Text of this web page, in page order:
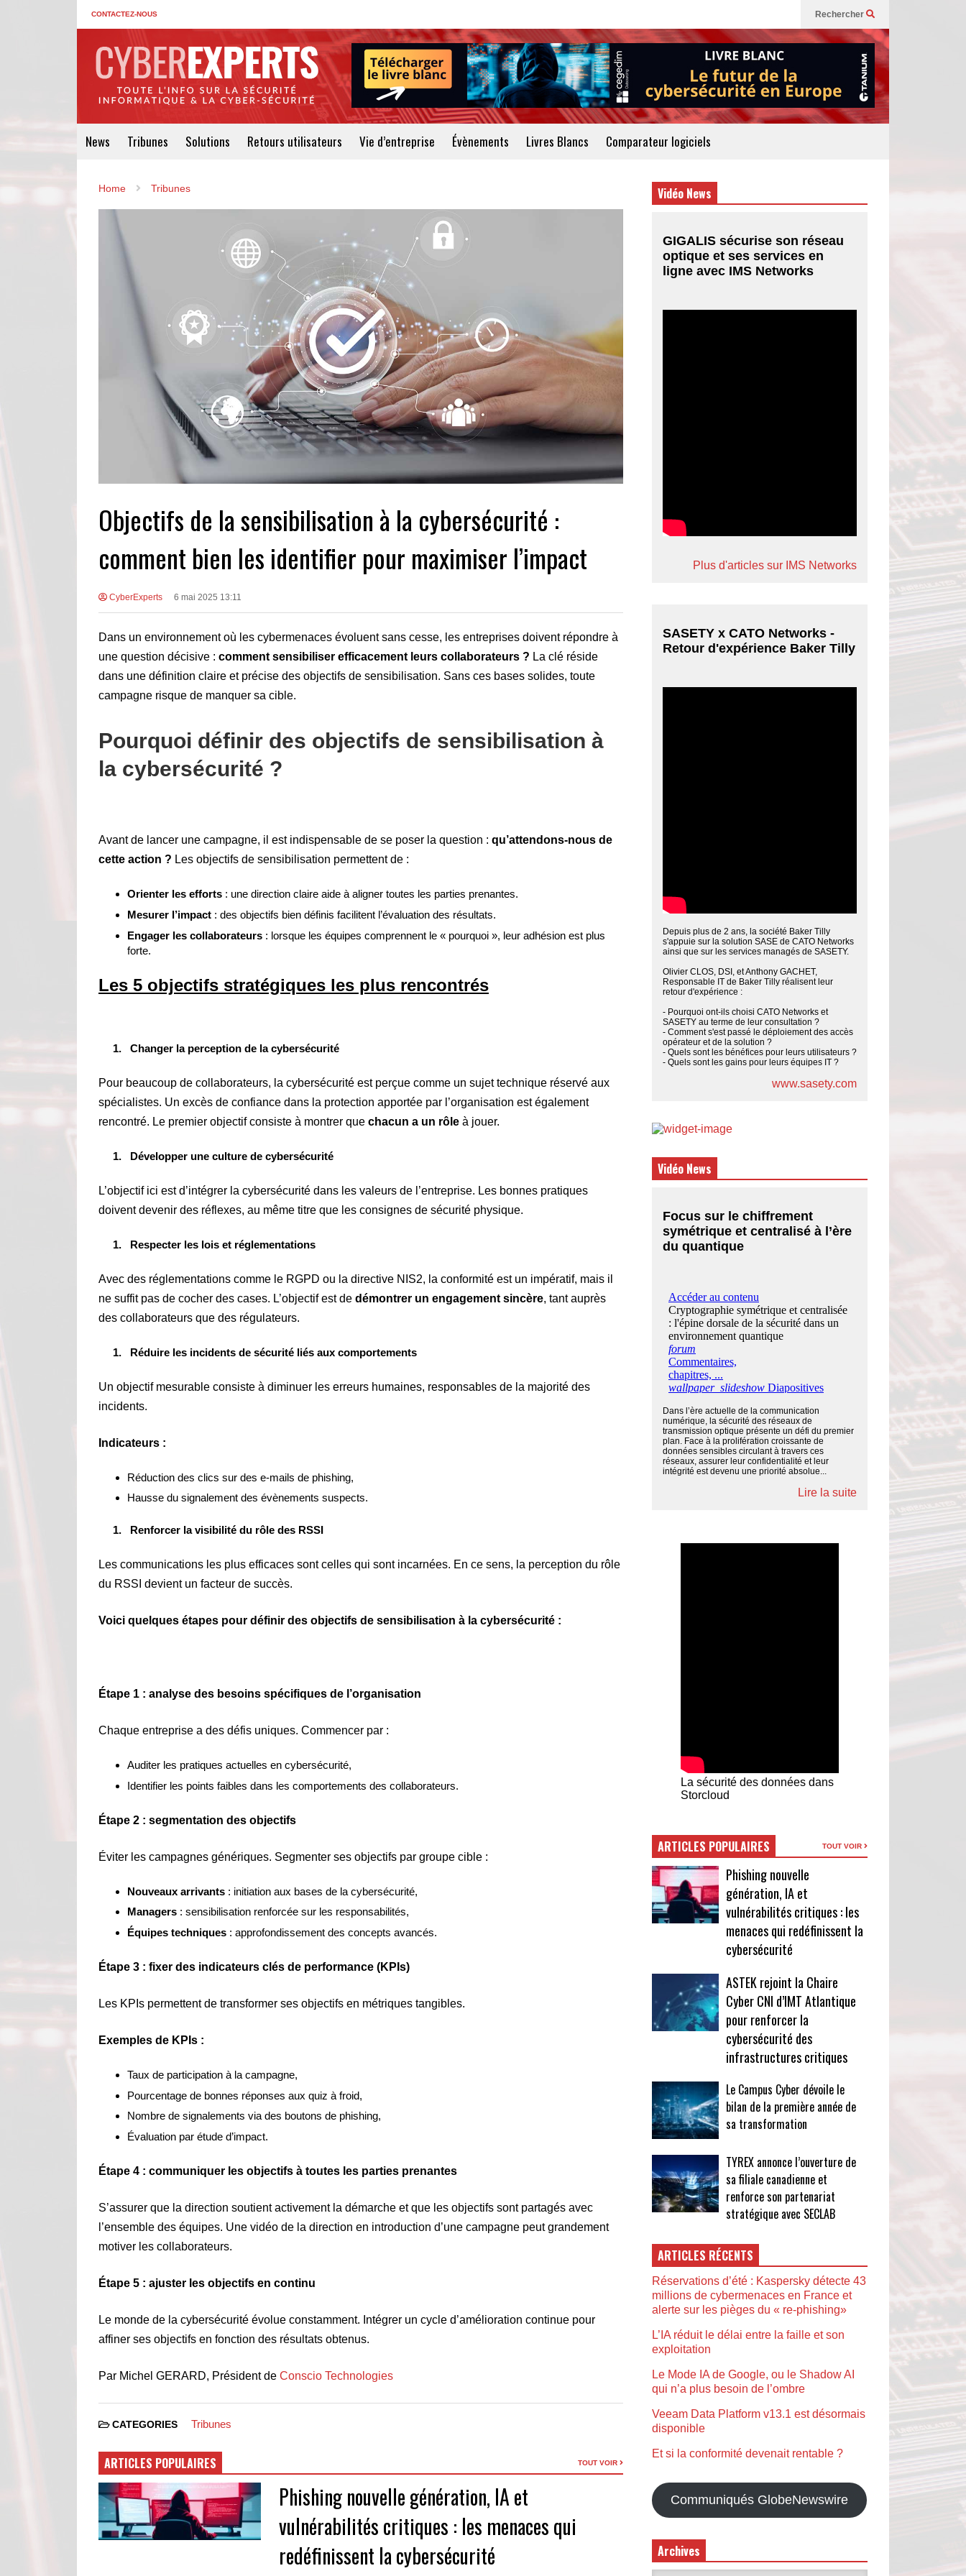
CONTACTEZ-NOUS Rechercher
News Tribunes Solutions Retours utilisateurs Vie d’entreprise Évènements Livres Blancs Comparateur logiciels
Home Tribunes
Objectifs de la sensibilisation à la cybersécurité :
comment bien les identifier pour maximiser l’impact
CyberExperts 6 mai 2025 13:11
Dans un environnement où les cybermenaces évoluent sans cesse, les entreprises doivent répondre à
une question décisive : comment sensibiliser efficacement leurs collaborateurs ? La clé réside
dans une définition claire et précise des objectifs de sensibilisation. Sans ces bases solides, toute
campagne risque de manquer sa cible.
Pourquoi définir des objectifs de sensibilisation à
la cybersécurité ?
Avant de lancer une campagne, il est indispensable de se poser la question : qu’attendons-nous de
cette action ? Les objectifs de sensibilisation permettent de :
Orienter les efforts : une direction claire aide à aligner toutes les parties prenantes.
Mesurer l’impact : des objectifs bien définis facilitent l’évaluation des résultats.
Engager les collaborateurs : lorsque les équipes comprennent le « pourquoi », leur adhésion est plus
forte.
Les 5 objectifs stratégiques les plus rencontrés
Changer la perception de la cybersécurité
Pour beaucoup de collaborateurs, la cybersécurité est perçue comme un sujet technique réservé aux
spécialistes. Un excès de confiance dans la protection apportée par l’organisation est également
rencontré. Le premier objectif consiste à montrer que chacun a un rôle à jouer.
Développer une culture de cybersécurité
L’objectif ici est d’intégrer la cybersécurité dans les valeurs de l’entreprise. Les bonnes pratiques
doivent devenir des réflexes, au même titre que les consignes de sécurité physique.
Respecter les lois et réglementations
Avec des réglementations comme le RGPD ou la directive NIS2, la conformité est un impératif, mais il
ne suffit pas de cocher des cases. L’objectif est de démontrer un engagement sincère, tant auprès
des collaborateurs que des régulateurs.
Réduire les incidents de sécurité liés aux comportements
Un objectif mesurable consiste à diminuer les erreurs humaines, responsables de la majorité des
incidents.
Indicateurs :
Réduction des clics sur des e-mails de phishing,
Hausse du signalement des évènements suspects.
Renforcer la visibilité du rôle des RSSI
Les communications les plus efficaces sont celles qui sont incarnées. En ce sens, la perception du rôle
du RSSI devient un facteur de succès.
Voici quelques étapes pour définir des objectifs de sensibilisation à la cybersécurité :
Étape 1 : analyse des besoins spécifiques de l’organisation
Chaque entreprise a des défis uniques. Commencer par :
Auditer les pratiques actuelles en cybersécurité,
Identifier les points faibles dans les comportements des collaborateurs.
Étape 2 : segmentation des objectifs
Éviter les campagnes génériques. Segmenter ses objectifs par groupe cible :
Nouveaux arrivants : initiation aux bases de la cybersécurité,
Managers : sensibilisation renforcée sur les responsabilités,
Équipes techniques : approfondissement des concepts avancés.
Étape 3 : fixer des indicateurs clés de performance (KPIs)
Les KPIs permettent de transformer ses objectifs en métriques tangibles.
Exemples de KPIs :
Taux de participation à la campagne,
Pourcentage de bonnes réponses aux quiz à froid,
Nombre de signalements via des boutons de phishing,
Évaluation par étude d’impact.
Étape 4 : communiquer les objectifs à toutes les parties prenantes
S’assurer que la direction soutient activement la démarche et que les objectifs sont partagés avec
l’ensemble des équipes. Une vidéo de la direction en introduction d’une campagne peut grandement
motiver les collaborateurs.
Étape 5 : ajuster les objectifs en continu
Le monde de la cybersécurité évolue constamment. Intégrer un cycle d’amélioration continue pour
affiner ses objectifs en fonction des résultats obtenus.
Par Michel GERARD, Président de Conscio Technologies
CATEGORIES Tribunes
ARTICLES POPULAIRES TOUT VOIR
Phishing nouvelle génération, IA et
vulnérabilités critiques : les menaces qui
redéfinissent la cybersécurité
Vidéo News
GIGALIS sécurise son réseau
optique et ses services en
ligne avec IMS Networks
Plus d'articles sur IMS Networks
SASETY x CATO Networks -
Retour d'expérience Baker Tilly
Depuis plus de 2 ans, la société Baker Tilly
s'appuie sur la solution SASE de CATO Networks
ainsi que sur les services managés de SASETY.
Olivier CLOS, DSI, et Anthony GACHET,
Responsable IT de Baker Tilly réalisent leur
retour d'expérience :
- Pourquoi ont-ils choisi CATO Networks et
SASETY au terme de leur consultation ?
- Comment s'est passé le déploiement des accès
opérateur et de la solution ?
- Quels sont les bénéfices pour leurs utilisateurs ?
- Quels sont les gains pour leurs équipes IT ?
www.sasety.com
Vidéo News
Focus sur le chiffrement
symétrique et centralisé à l’ère
du quantique
Dans l’ère actuelle de la communication
numérique, la sécurité des réseaux de
transmission optique présente un défi du premier
plan. Face à la prolifération croissante de
données sensibles circulant à travers ces
réseaux, assurer leur confidentialité et leur
intégrité est devenu une priorité absolue...
Lire la suite
La sécurité des données dans
Storcloud
ARTICLES POPULAIRES TOUT VOIR
Phishing nouvelle
génération, IA et
vulnérabilités critiques : les
menaces qui redéfinissent la
cybersécurité
ASTEK rejoint la Chaire
Cyber CNI d’IMT Atlantique
pour renforcer la
cybersécurité des
infrastructures critiques
Le Campus Cyber dévoile le
bilan de la première année de
sa transformation
TYREX annonce l’ouverture de
sa filiale canadienne et
renforce son partenariat
stratégique avec SECLAB
ARTICLES RÉCENTS
Réservations d’été : Kaspersky détecte 43
millions de cybermenaces en France et
alerte sur les pièges du « re-phishing»
L’IA réduit le délai entre la faille et son
exploitation
Le Mode IA de Google, ou le Shadow AI
qui n’a plus besoin de l’ombre
Veeam Data Platform v13.1 est désormais
disponible
Et si la conformité devenait rentable ?
Communiqués GlobeNewswire
Archives